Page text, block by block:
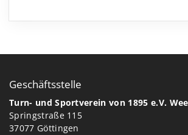
Geschäftsstelle
Turn- und Sportverein von 1895 e.V.
Springstraße 115
37077 Göttingen